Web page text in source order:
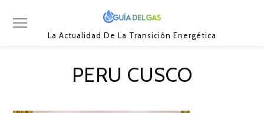
La Actualidad De La Transición Energética
PERU CUSCO